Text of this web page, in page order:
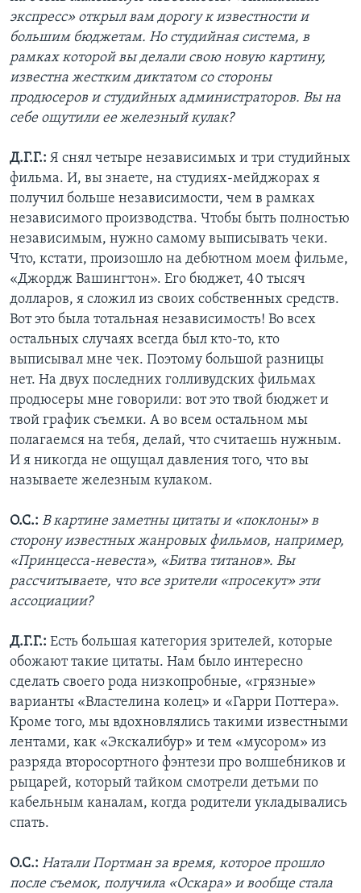
экспресс» открыл вам дорогу к известности и
большим бюджетам. Но студийная система, в
рамках которой вы делали свою новую картину,
известна жестким диктатом со стороны
продюсеров и студийных администраторов. Вы на
себе ощутили ее железный кулак?
Д.Г.Г.: Я снял четыре независимых и три студийных
фильма. И, вы знаете, на студиях-мейджорах я
получил больше независимости, чем в рамках
независимого производства. Чтобы быть полностью
независимым, нужно самому выписывать чеки.
Что, кстати, произошло на дебютном моем фильме,
«Джордж Вашингтон». Его бюджет, 40 тысяч
долларов, я сложил из своих собственных средств.
Вот это была тотальная независимость! Во всех
остальных случаях всегда был кто-то, кто
выписывал мне чек. Поэтому большой разницы
нет. На двух последних голливудских фильмах
продюсеры мне говорили: вот это твой бюджет и
твой график съемки. А во всем остальном мы
полагаемся на тебя, делай, что считаешь нужным.
И я никогда не ощущал давления того, что вы
называете железным кулаком.
О.С.: В картине заметны цитаты и «поклоны» в
сторону известных жанровых фильмов, например,
«Принцесса-невеста», «Битва титанов». Вы
рассчитываете, что все зрители «просекут» эти
ассоциации?
Д.Г.Г.: Есть большая категория зрителей, которые
обожают такие цитаты. Нам было интересно
сделать своего рода низкопробные, «грязные»
варианты «Властелина колец» и «Гарри Поттера».
Кроме того, мы вдохновлялись такими известными
лентами, как «Экскалибур» и тем «мусором» из
разряда второсортного фэнтези про волшебников и
рыцарей, который тайком смотрели детьми по
кабельным каналам, когда родители укладывались
спать.
О.С.: Натали Портман за время, которое прошло
после съемок, получила «Оскара» и вообще стала